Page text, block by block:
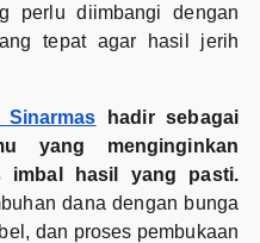
perlu diimbangi dengan
tepat agar hasil jerih
hadir sebagai
yang menginginkan
imbal hasil yang pasti.
dana dengan bunga
dan proses pembukaan